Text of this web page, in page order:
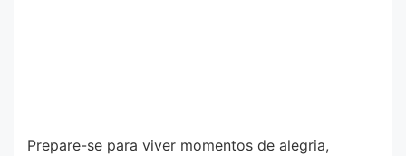
Prepare-se para viver momentos de alegria,